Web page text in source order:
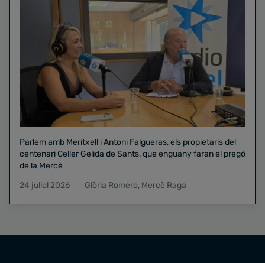
Parlem amb Meritxell i Antoni Falgueras, els propietaris del
centenari Celler Gelida de Sants, que enguany faran el pregó
de la Mercè
24 juliol 2026
Glòria Romero, Mercè Raga